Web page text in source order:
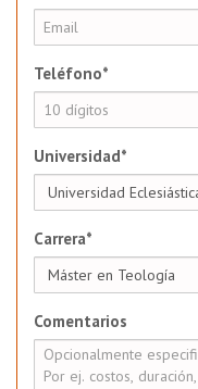
Teléfono*
Universidad*
Carrera*
Comentarios